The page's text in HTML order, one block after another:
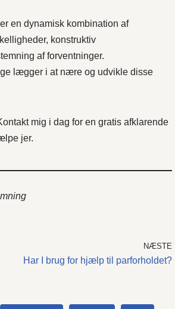
er en dynamisk kombination af
konstruktiv
af forventninger.
lægger i at nære og udvikle disse
mig i dag for en gratis afklarende
jer.
NÆSTE
Har I brug for hjælp til parforholdet?